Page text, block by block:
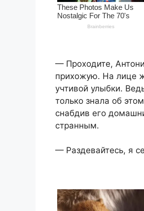
— Проходите,
прихожую. На лице
учтивой улыбки.
только знала об
снабдив его
странным.
— Раздевайтесь, я